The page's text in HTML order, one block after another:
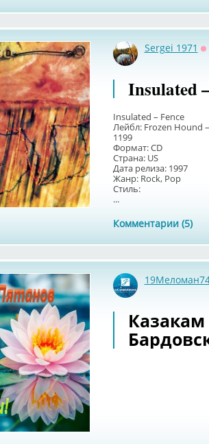
Sergei 1971
Insulated
Insulated – Fence
Лейбл: Frozen Hound
1199
Формат: CD
Страна: US
Дата релиза: 1997
Жанр: Rock, Pop
Стиль:
...
Комментарии (5)